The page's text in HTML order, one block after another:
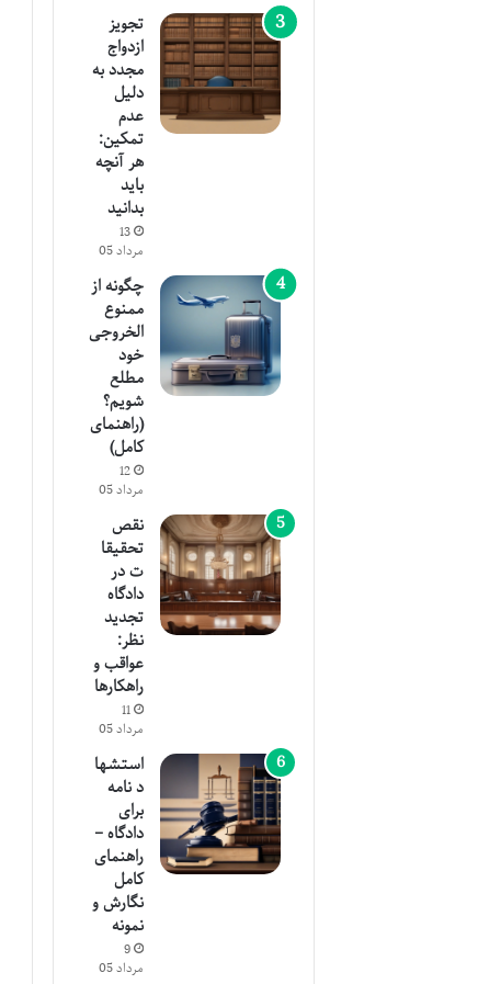
تجویز
ازدواج
مجدد به
دلیل
عدم
تمکین:
هر آنچه
باید
بدانید
13
مرداد 05
چگونه از
ممنوع
الخروجی
خود
مطلع
شویم؟
(راهنمای
کامل)
12
مرداد 05
نقص
تحقیقا
ت در
دادگاه
تجدید
نظر:
عواقب و
راهکارها
11
مرداد 05
استشها
د نامه
برای
دادگاه –
راهنمای
کامل
نگارش و
نمونه
9
مرداد 05